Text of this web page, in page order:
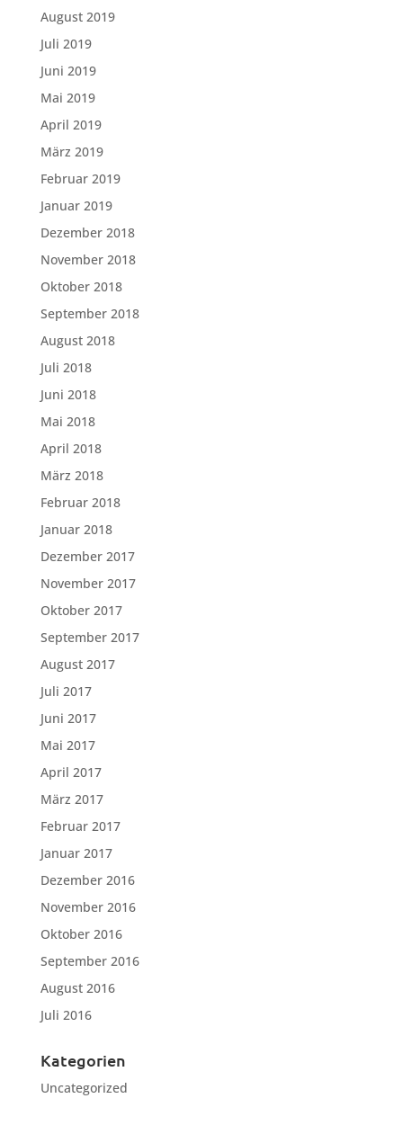
August 2019
Juli 2019
Juni 2019
Mai 2019
April 2019
März 2019
Februar 2019
Januar 2019
Dezember 2018
November 2018
Oktober 2018
September 2018
August 2018
Juli 2018
Juni 2018
Mai 2018
April 2018
März 2018
Februar 2018
Januar 2018
Dezember 2017
November 2017
Oktober 2017
September 2017
August 2017
Juli 2017
Juni 2017
Mai 2017
April 2017
März 2017
Februar 2017
Januar 2017
Dezember 2016
November 2016
Oktober 2016
September 2016
August 2016
Juli 2016
Kategorien
Uncategorized